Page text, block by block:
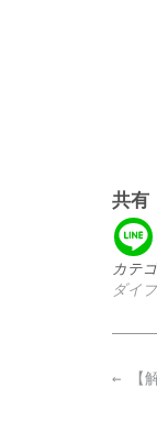
共有
カテ
ダイブ
Post
← 【